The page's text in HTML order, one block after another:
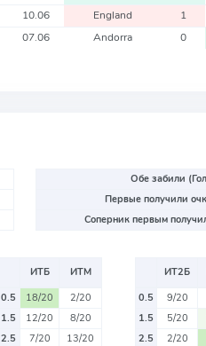
10.06 England 1
07.06 Andorra 0
Обе забили
Первые получили
Соперник первым
ИТБ
ИТМ
0.5
18/20
2/20
1.5
12/20
8/20
2.5
7/20
13/20
ИТ2Б
0.5
9/20
1.5
5/20
2.5
2/20